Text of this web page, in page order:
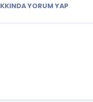
YORUM YAP